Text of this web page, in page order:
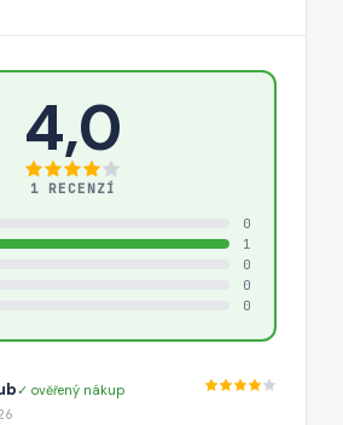
4,0
1 RECENZÍ
0
1
0
0
0
✓ ověřený nákup